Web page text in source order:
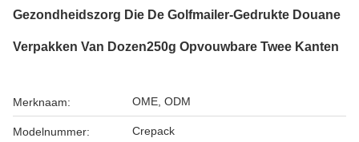
Gezondheidszorg Die De Golfmailer-Gedrukte Douane
Verpakken Van Dozen250g Opvouwbare Twee Kanten
Merknaam: OME, ODM
Modelnummer: Crepack